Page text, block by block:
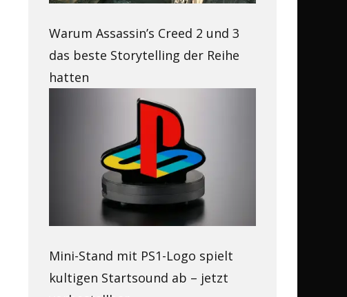
Warum Assassin’s Creed 2 und 3
das beste Storytelling der Reihe
hatten
Mini-Stand mit PS1-Logo spielt
kultigen Startsound ab – jetzt